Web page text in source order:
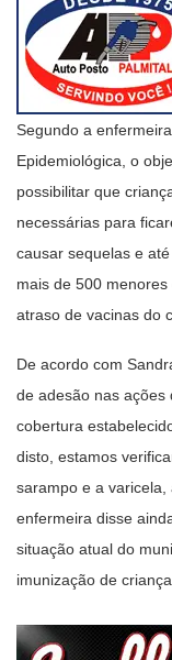
Segundo a
Epidemiológica, o
possibilitar que
necessárias para
causar sequelas e
mais de 500
atraso de vacinas do
De acordo com
de adesão nas ações
cobertura
disto, estamos
sarampo e a varicela,
enfermeira disse
situação atual do
imunização de